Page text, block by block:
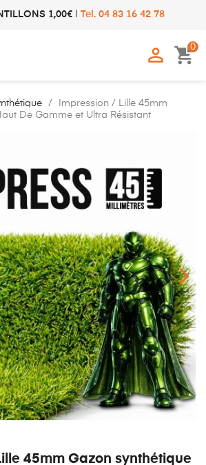
1,00€| Tel. 04 83 16 42 78
 shopping_cart
0
Impression / Lille 45mm
De Gamme et Ultra Résistant
45mm Gazon synthétique